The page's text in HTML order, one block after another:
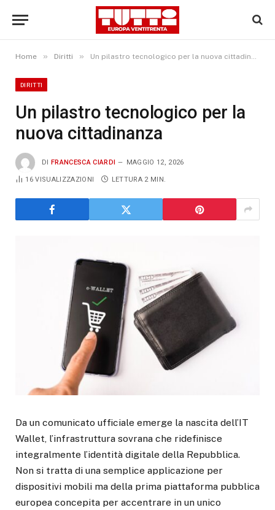
Home » Diritti » Un pilastro tecnologico per la nuova cittadinanza
DIRITTI
Un pilastro tecnologico per la
nuova cittadinanza
DI FRANCESCA CIARDI MAGGIO 12, 2026
16VISUALIZZAZIONI LETTURA 2 MIN.
Da un comunicato ufficiale emerge la nascita dell’IT
Wallet, l’infrastruttura sovrana che ridefinisce
integralmente l’identità digitale della Repubblica.
Non si tratta di una semplice applicazione per
dispositivi mobili ma della prima piattaforma pubblica
europea concepita per accentrare in un unico